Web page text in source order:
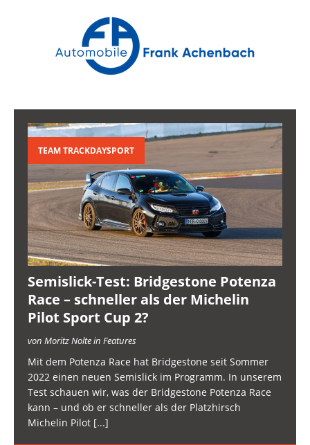
TEAM TRACKDAYSPORT
Semislick-Test: Bridgestone Potenza
Race – schneller als der Michelin
Pilot Sport Cup 2?
von Moritz Nolte in Features
Mit dem Potenza Race hat Bridgestone seit Sommer
2022 einen neuen Semislick im Programm. In unserem
Test schauen wir, was der Bridgestone Potenza Race
kann – und ob er schneller als der Platzhirsch
Michelin Pilot [...]